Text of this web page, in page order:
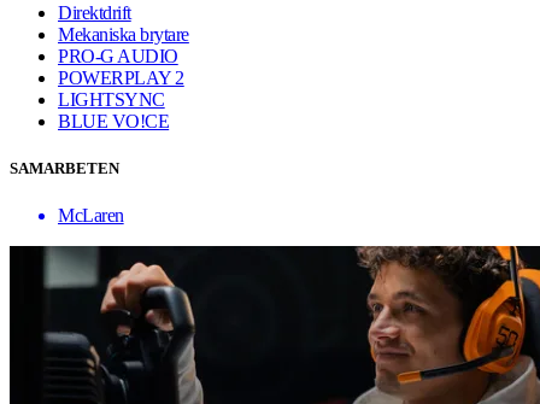
Direktdrift
Mekaniska brytare
PRO-G AUDIO
POWERPLAY 2
LIGHTSYNC
BLUE VO!CE
SAMARBETEN
McLaren